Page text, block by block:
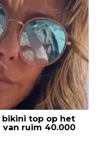
bikini top op het
ruim 40.000